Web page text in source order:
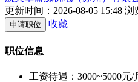
更新时间：2026-08-05 15:48 浏
收藏
职位信息
工资待遇： 3000~5000元/